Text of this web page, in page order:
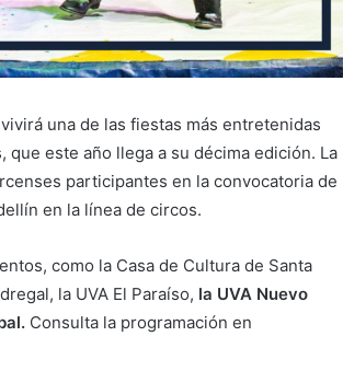
una de las fiestas más entretenidas
este año llega a su décima edición. La
participantes en la convocatoria de
en la línea de circos.
como la Casa de Cultura de Santa
la UVA El Paraíso, la UVA Nuevo
Consulta la programación en